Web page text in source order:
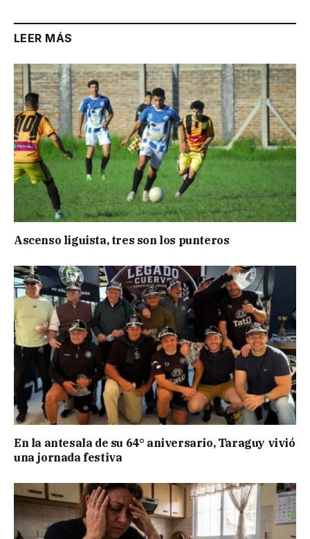
LEER MÁS
Ascenso liguista, tres son los punteros
En la antesala de su 64° aniversario, Taraguy vivió
una jornada festiva